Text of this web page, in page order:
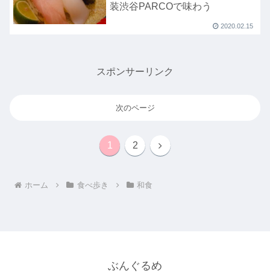
装渋谷PARCOで味わう
2020.02.15
スポンサーリンク
次のページ
1 2
次
ホーム 食べ歩き 和食
ぶんぐるめ